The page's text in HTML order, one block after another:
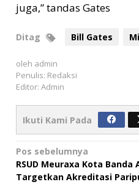
juga,” tandas Gates
Ditag Bill Gates
oleh admin
Penulis: Redaksi
Editor: Admin
Ikuti Kami Pada
Navigasi
pos
Pos sebelumnya
RSUD Meuraxa Kota Banda
Targetkan Akreditasi